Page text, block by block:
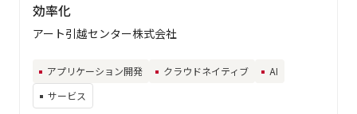
効率化
アート引越センター株式会社
アプリケーション開発 クラウドネイティブ AI
サービス